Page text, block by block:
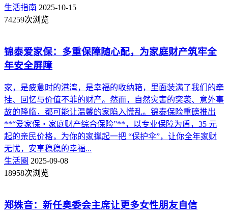
生活指南 2025-10-15
74259次浏览
锦泰爱家保：多重保障随心配，为家庭财产筑牢全
年安全屏障
家，是疲惫时的港湾，是幸福的收纳箱，里面装满了我们的牵
挂、回忆与价值不菲的财产。然而，自然灾害的突袭、意外事
故的降临，都可能让温馨的家陷入慌乱。锦泰保险重磅推出
**“爱家保・家庭财产综合保险”**，以专业保障为盾，35 元
起的亲民价格，为你的家撑起一把 “保护伞”，让你全年家财
无忧，安享稳稳的幸福...
生活圈 2025-09-08
18958次浏览
郑姝音：新任奥委会主席让更多女性朋友自信